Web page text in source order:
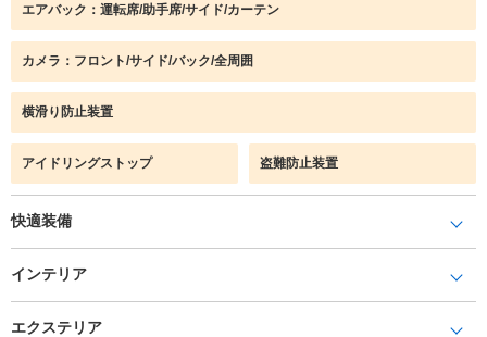
エアバック：運転席/助手席/サイド/カーテン
カメラ：フロント/サイド/バック/全周囲
横滑り防止装置
アイドリングストップ 盗難防止装置
快適装備
インテリア
エクステリア